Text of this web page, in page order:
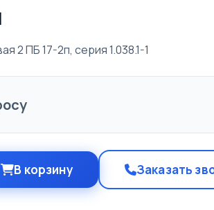
2 ПБ 17-2п, серия 1.038.1-1
В корзину Заказать